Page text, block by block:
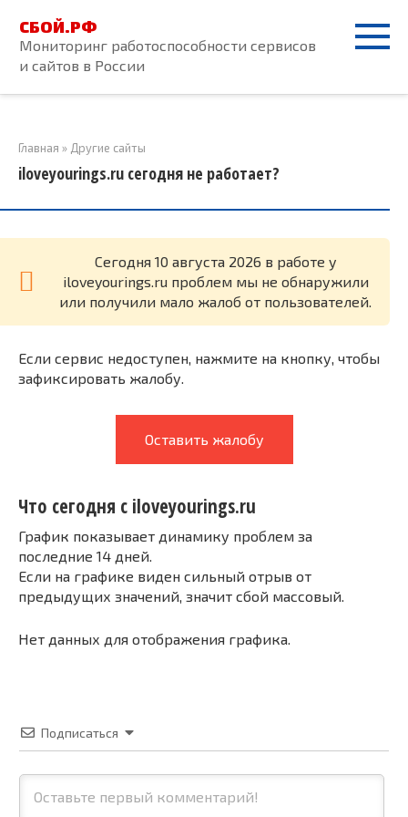
контенту
СБОЙ.РФ
Мониторинг работоспособности сервисов
и сайтов в России
Главная » Другие сайты
iloveyourings.ru сегодня не работает?
Cегодня 10 августа 2026 в работе у
iloveyourings.ru проблем мы не обнаружили
или получили мало жалоб от пользователей.
Если сервис недоступен, нажмите на кнопку, чтобы
зафиксировать жалобу.
Оставить жалобу
Что сегодня с iloveyourings.ru
График показывает динамику проблем за
последние 14 дней.
Если на графике виден сильный отрыв от
предыдущих значений, значит сбой массовый.
Нет данных для отображения графика.
Подписаться